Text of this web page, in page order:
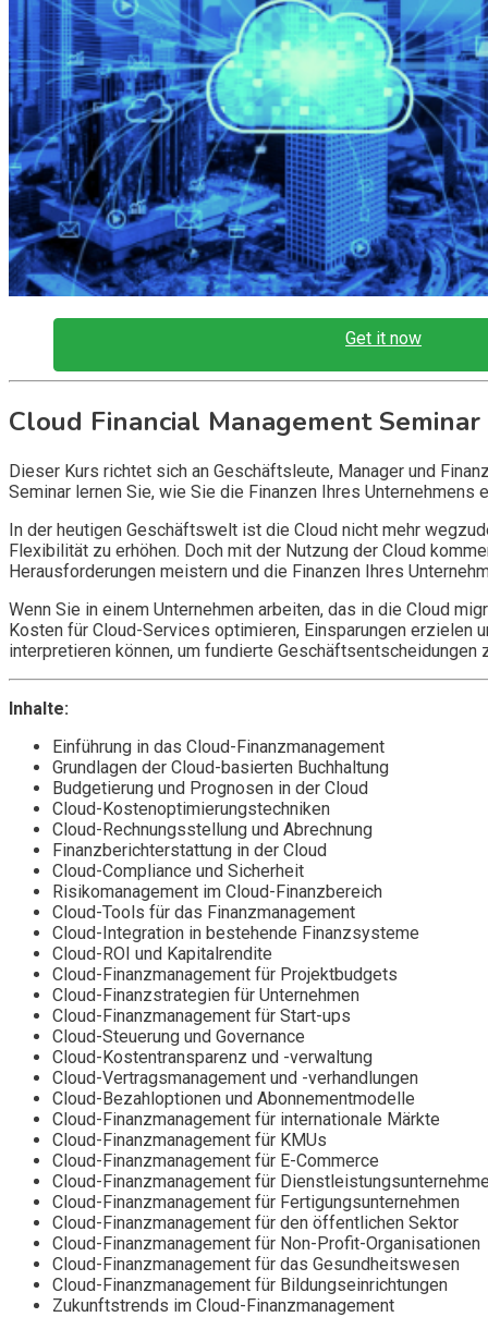
Get it now
Cloud Financial Management Seminar
Dieser Kurs richtet sich an Geschäftsleute, Manager und
Seminar lernen Sie, wie Sie die Finanzen Ihres
In der heutigen Geschäftswelt ist die Cloud nicht mehr
Flexibilität zu erhöhen. Doch mit der Nutzung der Cloud
Herausforderungen meistern und die Finanzen Ihres
Wenn Sie in einem Unternehmen arbeiten, das in die Cloud
Kosten für Cloud-Services optimieren, Einsparungen erzielen
interpretieren können, um fundierte Geschäftsentscheidungen
Inhalte:
Einführung in das Cloud-Finanzmanagement
Grundlagen der Cloud-basierten Buchhaltung
Budgetierung und Prognosen in der Cloud
Cloud-Kostenoptimierungstechniken
Cloud-Rechnungsstellung und Abrechnung
Finanzberichterstattung in der Cloud
Cloud-Compliance und Sicherheit
Risikomanagement im Cloud-Finanzbereich
Cloud-Tools für das Finanzmanagement
Cloud-Integration in bestehende Finanzsysteme
Cloud-ROI und Kapitalrendite
Cloud-Finanzmanagement für Projektbudgets
Cloud-Finanzstrategien für Unternehmen
Cloud-Finanzmanagement für Start-ups
Cloud-Steuerung und Governance
Cloud-Kostentransparenz und -verwaltung
Cloud-Vertragsmanagement und -verhandlungen
Cloud-Bezahloptionen und Abonnementmodelle
Cloud-Finanzmanagement für internationale Märkte
Cloud-Finanzmanagement für KMUs
Cloud-Finanzmanagement für E-Commerce
Cloud-Finanzmanagement für
Cloud-Finanzmanagement für Fertigungsunternehmen
Cloud-Finanzmanagement für den öffentlichen Sektor
Cloud-Finanzmanagement für Non-Profit-Organisationen
Cloud-Finanzmanagement für das Gesundheitswesen
Cloud-Finanzmanagement für Bildungseinrichtungen
Zukunftstrends im Cloud-Finanzmanagement